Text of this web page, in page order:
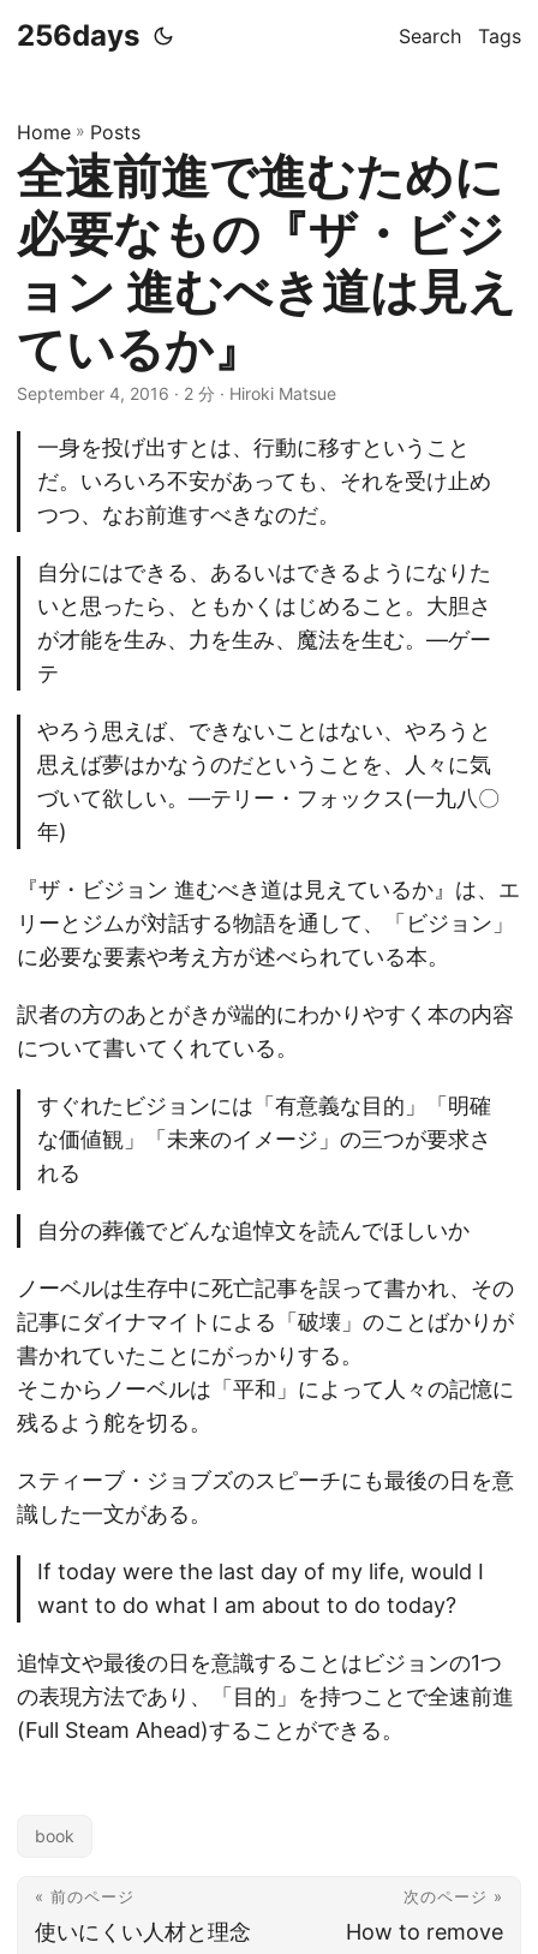
256days Search Tags
Home » Posts
全速前進で進むために
必要なもの『ザ・ビジ
ョン 進むべき道は見え
ているか』
September 4, 2016 · 2 分 · Hiroki Matsue
一身を投げ出すとは、行動に移すということ
だ。いろいろ不安があっても、それを受け止め
つつ、なお前進すべきなのだ。
自分にはできる、あるいはできるようになりた
いと思ったら、ともかくはじめること。大胆さ
が才能を生み、力を生み、魔法を生む。—ゲー
テ
やろう思えば、できないことはない、やろうと
思えば夢はかなうのだということを、人々に気
づいて欲しい。—テリー・フォックス(一九八〇
年)
『ザ・ビジョン 進むべき道は見えているか』は、エ
リーとジムが対話する物語を通して、「ビジョン」
に必要な要素や考え方が述べられている本。
訳者の方のあとがきが端的にわかりやすく本の内容
について書いてくれている。
すぐれたビジョンには「有意義な目的」「明確
な価値観」「未来のイメージ」の三つが要求さ
れる
自分の葬儀でどんな追悼文を読んでほしいか
ノーベルは生存中に死亡記事を誤って書かれ、その
記事にダイナマイトによる「破壊」のことばかりが
書かれていたことにがっかりする。
そこからノーベルは「平和」によって人々の記憶に
残るよう舵を切る。
スティーブ・ジョブズのスピーチにも最後の日を意
識した一文がある。
If today were the last day of my life, would I
want to do what I am about to do today?
追悼文や最後の日を意識することはビジョンの1つ
の表現方法であり、「目的」を持つことで全速前進
(Full Steam Ahead)することができる。
book
« 前のページ
使いにくい人材と理念
次のページ »
How to remove